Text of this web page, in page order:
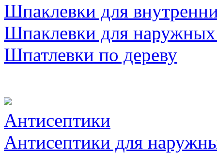
Шпаклевки для
Шпаклевки для наружных
Шпатлевки по дереву
Антисептики
Антисептики для